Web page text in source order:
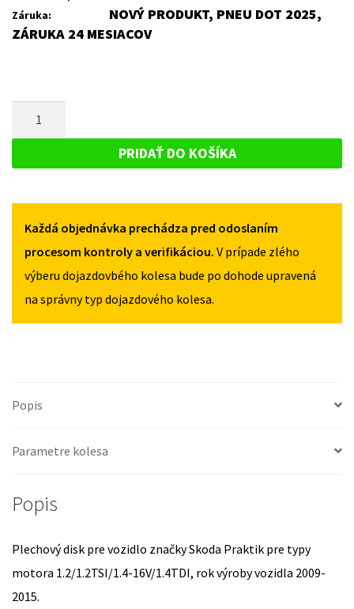
Záruka:
NOVÝ PRODUKT, PNEU DOT 2025,
ZÁRUKA 24 MESIACOV
PLECHOVÝ
PRE
PRAKTIK
2009-
2015
PRIDAŤ DO KOŠÍKA
Každá objednávka prechádza pred odoslaním
procesom kontroly a verifikáciou. V prípade zlého
výberu dojazdovbého kolesa bude po dohode upravená
na správny typ dojazdového kolesa.
Popis
Parametre kolesa
Popis
Plechový disk pre vozidlo značky Skoda Praktik pre typy
motora 1.2/1.2TSI/1.4-16V/1.4TDI, rok výroby vozidla 2009-
2015.